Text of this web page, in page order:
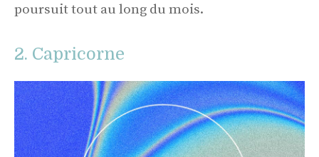
poursuit tout au long du mois.
2. Capricorne